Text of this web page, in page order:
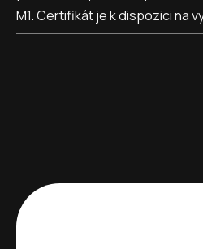
M1. Certifikát je k dispozici na